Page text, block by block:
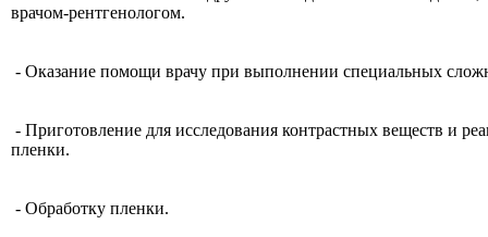
врачом-рентгенологом.
- Оказание помощи врачу при выполнении специальных
- Приготовление для исследования контрастных веществ и
пленки.
- Обработку пленки.